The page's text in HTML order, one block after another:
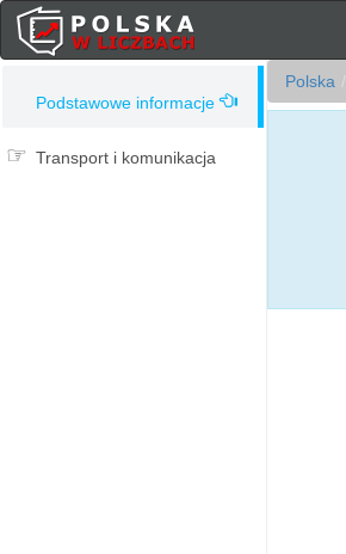
Podstawowe informacje
Transport i komunikacja
Polska